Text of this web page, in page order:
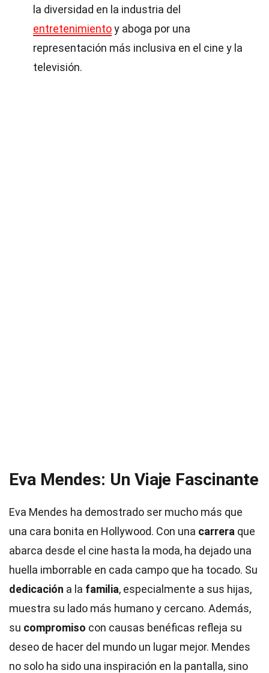
la diversidad en la industria del
entretenimientoy aboga por una
representación más inclusiva en el cine y la
televisión.
Eva Mendes: Un Viaje Fascinante
Eva Mendes ha demostrado ser mucho más que
una cara bonita en Hollywood. Con una carrera que
abarca desde el cine hasta la moda, ha dejado una
huella imborrable en cada campo que ha tocado. Su
dedicación a la familia, especialmente a sus hijas,
muestra su lado más humano y cercano. Además,
su compromiso con causas benéficas refleja su
deseo de hacer del mundo un lugar mejor. Mendes
no solo ha sido una inspiración en la pantalla, sino